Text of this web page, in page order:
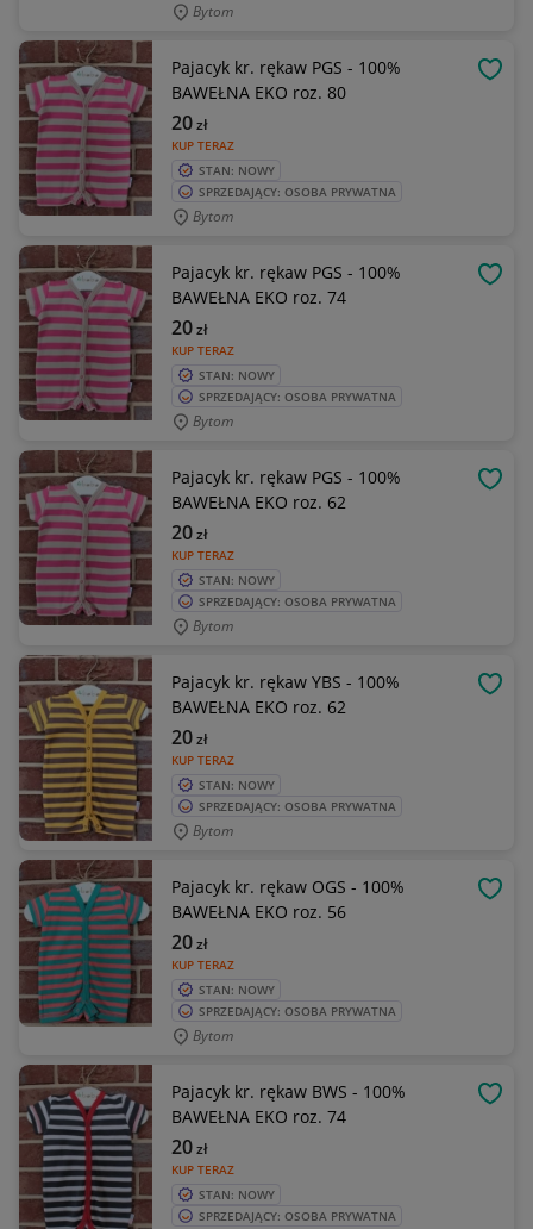
Bytom
Pajacyk kr. rękaw PGS - 100%
BAWEŁNA EKO roz. 80
KUP TERAZ
20zł
STAN: NOWY
SPRZEDAJĄCY: OSOBA PRYWATNA
Bytom
Pajacyk kr. rękaw PGS - 100%
BAWEŁNA EKO roz. 74
KUP TERAZ
20zł
STAN: NOWY
SPRZEDAJĄCY: OSOBA PRYWATNA
Bytom
Pajacyk kr. rękaw PGS - 100%
BAWEŁNA EKO roz. 62
KUP TERAZ
20zł
STAN: NOWY
SPRZEDAJĄCY: OSOBA PRYWATNA
Bytom
Pajacyk kr. rękaw YBS - 100%
BAWEŁNA EKO roz. 62
KUP TERAZ
20zł
STAN: NOWY
SPRZEDAJĄCY: OSOBA PRYWATNA
Bytom
Pajacyk kr. rękaw OGS - 100%
BAWEŁNA EKO roz. 56
KUP TERAZ
20zł
STAN: NOWY
SPRZEDAJĄCY: OSOBA PRYWATNA
Bytom
Pajacyk kr. rękaw BWS - 100%
BAWEŁNA EKO roz. 74
KUP TERAZ
20zł
STAN: NOWY
SPRZEDAJĄCY: OSOBA PRYWATNA